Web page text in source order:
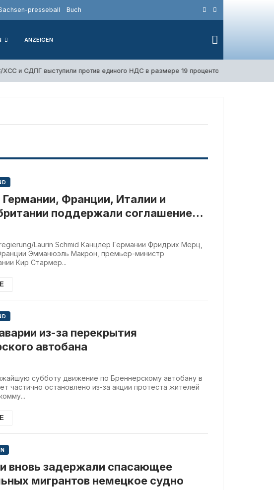
presseball Buch
ANZEIGEN
СДПГ выступили против единого НДС в размере 19 процентов
Франции, Италии и
поддержали соглашение
Laurin Schmid Канцлер Германии Фридрих Мерц,
Эмманюэль Макрон, премьер-министр
Кир Стармер...
из-за перекрытия
автобана
субботу движение по Бреннерскому автобану в
частично остановлено из-за акции протеста жителей
вновь задержали спасающее
мигрантов немецкое судно